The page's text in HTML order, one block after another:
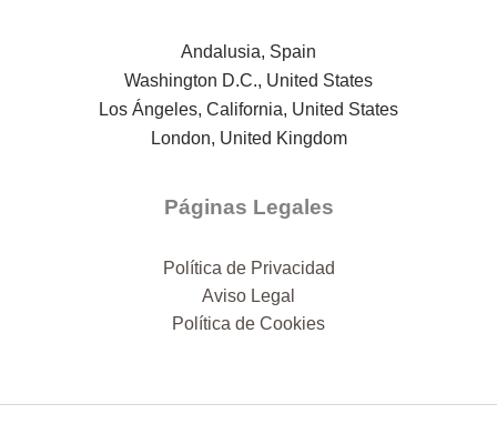
Andalusia, Spain
Washington D.C., United States
Los Ángeles, California, United States
London, United Kingdom
Páginas Legales
Política de Privacidad
Aviso Legal
Política de Cookies